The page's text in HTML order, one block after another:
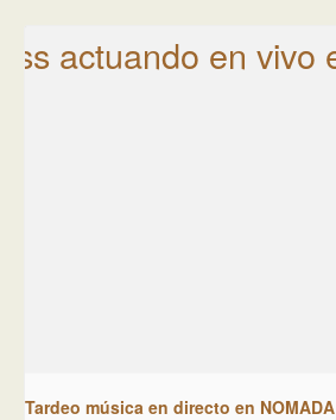
Tardeo música en directo en NOMADA